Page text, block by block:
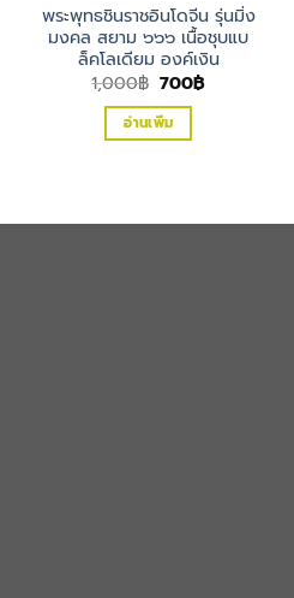
พระพุทธชินราชอินโดจีน รุ่นมิ่ง
มงคล สยาม ๖๖๖ เนื้อชุบแบ
ล็คโลเดียม องค์เงิน
1,000฿ Original
price
was:
1,000฿.
700฿Current
อ่านเพิ่ม